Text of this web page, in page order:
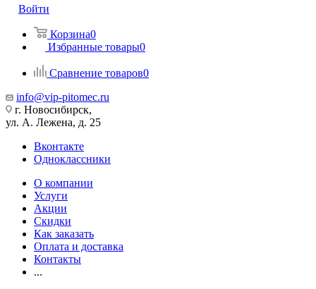
Войти
Корзина0
Избранные товары0
Сравнение товаров0
info@vip-pitomec.ru
г. Новосибирск,
ул. А. Лежена, д. 25
Вконтакте
Одноклассники
О компании
Услуги
Акции
Скидки
Как заказать
Оплата и доставка
Контакты
...